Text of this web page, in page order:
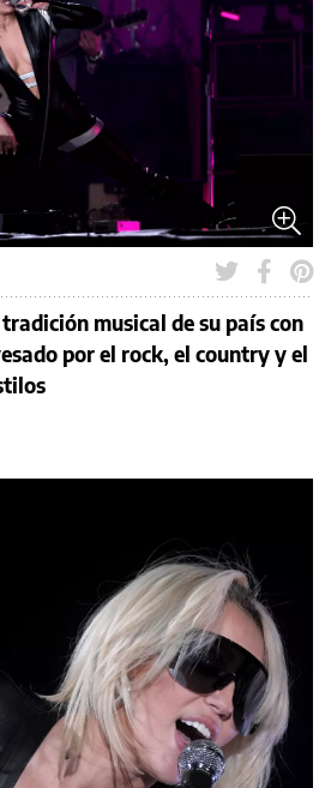
musical de su país con
por el rock, el country y el